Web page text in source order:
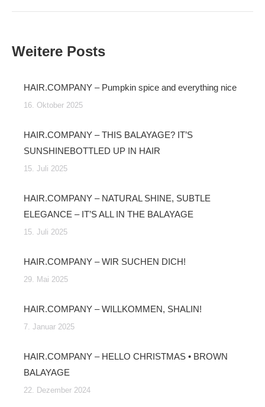
Weitere Posts
HAIR.COMPANY – Pumpkin spice and everything nice
16. Oktober 2025
HAIR.COMPANY – THIS BALAYAGE? IT’S
SUNSHINEBOTTLED UP IN HAIR
15. Juli 2025
HAIR.COMPANY – NATURAL SHINE, SUBTLE
ELEGANCE – IT’S ALL IN THE BALAYAGE
15. Juli 2025
HAIR.COMPANY – WIR SUCHEN DICH!
29. Mai 2025
HAIR.COMPANY – WILLKOMMEN, SHALIN!
7. Januar 2025
HAIR.COMPANY – HELLO CHRISTMAS • BROWN
BALAYAGE
22. Dezember 2024